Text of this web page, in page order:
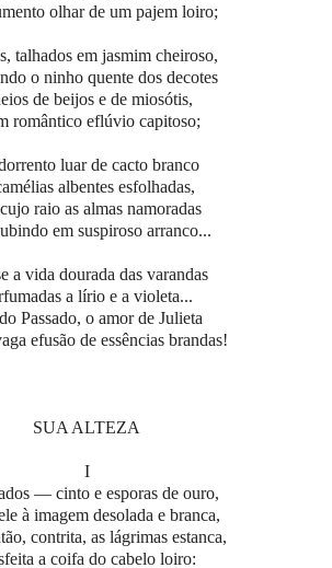
olhar de um pajem loiro;
talhados em jasmim cheiroso,
o ninho quente dos decotes
de beijos e de miosótis,
romântico eflúvio capitoso;
luar de cacto branco
albentes esfolhadas,
raio as almas namoradas
em suspiroso arranco...
a vida dourada das varandas
a lírio e a violeta...
Passado, o amor de Julieta
efusão de essências brandas!
SUA ALTEZA
I
— cinto e esporas de ouro,
à imagem desolada e branca,
contrita, as lágrimas estanca,
a coifa do cabelo loiro: